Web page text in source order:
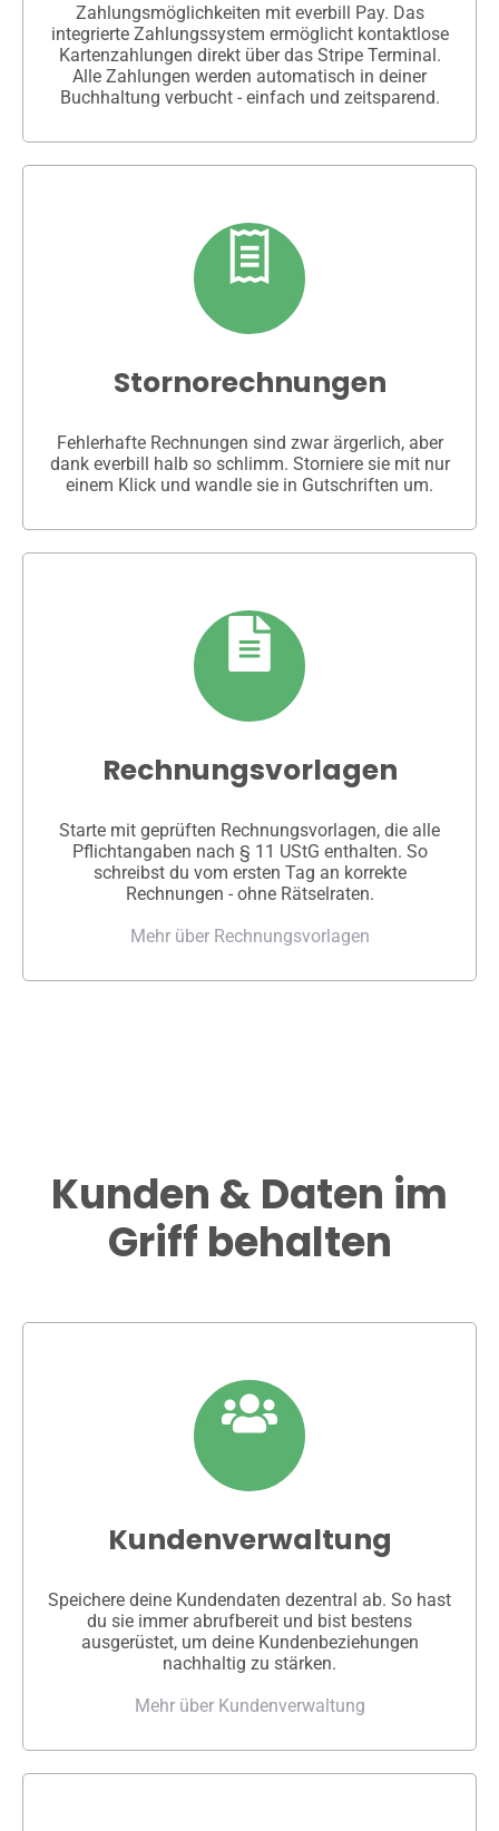
Zahlungsmöglichkeiten mit everbill Pay. Das
integrierte Zahlungssystem ermöglicht kontaktlose
Kartenzahlungen direkt über das Stripe Terminal.
Alle Zahlungen werden automatisch in deiner
Buchhaltung verbucht - einfach und zeitsparend.
Stornorechnungen
Fehlerhafte Rechnungen sind zwar ärgerlich, aber
dank everbill halb so schlimm. Storniere sie mit nur
einem Klick und wandle sie in Gutschriften um.
Rechnungsvorlagen
Starte mit geprüften Rechnungsvorlagen, die alle
Pflichtangaben nach § 11 UStG enthalten. So
schreibst du vom ersten Tag an korrekte
Rechnungen - ohne Rätselraten.
Mehr über Rechnungsvorlagen
Kunden & Daten im
Griff behalten
Kundenverwaltung
Speichere deine Kundendaten dezentral ab. So hast
du sie immer abrufbereit und bist bestens
ausgerüstet, um deine Kundenbeziehungen
nachhaltig zu stärken.
Mehr über Kundenverwaltung